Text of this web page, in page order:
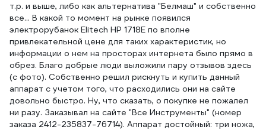
т.р. и выше, либо как альтернатива "Белмаш" и собственно
все... В какой то момент на рынке появился
электрорубанок Elitech HP 1718E по вполне
привлекательной цене для таких характеристик, но
информации о нем на просторах интернета было прямо в
обрез. Благо добрые люди выложили пару отзывов здесь
(с фото). Собственно решил рискнуть и купить данный
аппарат с учетом того, что расходились они на сайте
довольно быстро. Ну, что сказать, о покупке не пожалел
ни разу. Заказывал на сайте "Все Инструменты" (номер
заказа 2412-235837-76714). Аппарат достойный: три ножа,